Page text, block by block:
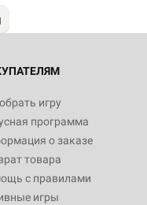
игру
программа
о заказе
товара
с правилами
игры